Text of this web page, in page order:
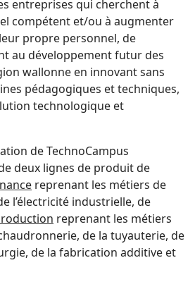
entreprises qui cherchent à
compétent et/ou à augmenter
propre personnel, de
au développement futur des
wallonne en innovant sans
pédagogiques et techniques,
technologique et
de TechnoCampus
deux lignes de produit de
reprenant les métiers de
l’électricité industrielle, de
reprenant les métiers
de la tuyauterie, de
de la fabrication additive et